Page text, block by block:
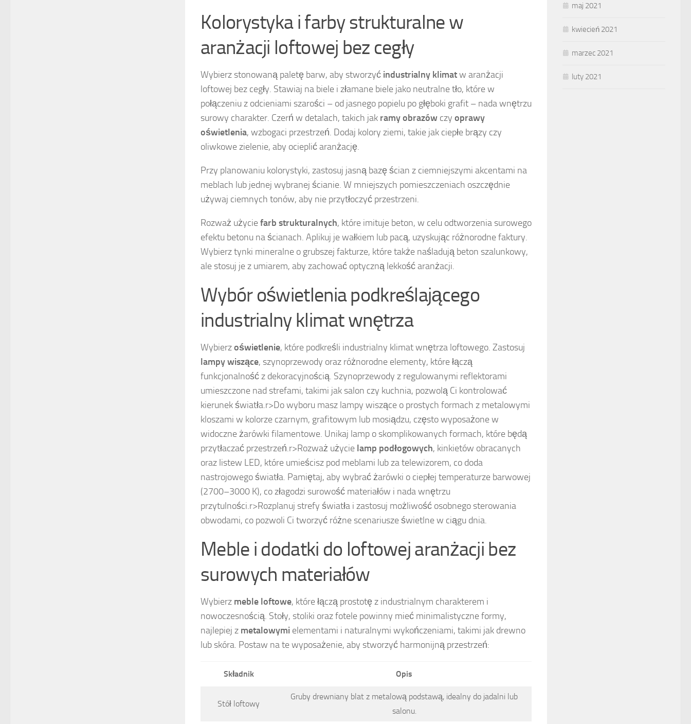
Kolorystyka i farby strukturalne w
aranżacji loftowej bez cegły
Wybierz stonowaną paletę barw, aby stworzyć industrialny klimatw aranżacji
loftowej bez cegły. Stawiaj na biele i złamane biele jako neutralne tło, które w
połączeniu z odcieniami szarości – od jasnego popielu po głęboki grafit – nada wnętrzu
surowy charakter. Czerń w detalach, takich jak ramy obrazów czy oprawy
oświetlenia, wzbogaci przestrzeń. Dodaj kolory ziemi, takie jak ciepłe brązy czy
oliwkowe zielenie, aby ocieplić aranżację.
Przy planowaniu kolorystyki, zastosuj jasną bazę ścian z ciemniejszymi akcentami na
meblach lub jednej wybranej ścianie. W mniejszych pomieszczeniach oszczędnie
używaj ciemnych tonów, aby nie przytłoczyć przestrzeni.
Rozważ użyciefarb strukturalnych, które imituje beton, w celu odtworzenia surowego
efektu betonu na ścianach. Aplikuj je wałkiem lub pacą, uzyskując różnorodne faktury.
Wybierz tynki mineralne o grubszej fakturze, które także naśladują beton szalunkowy,
ale stosuj je z umiarem, aby zachować optyczną lekkość aranżacji.
Wybór oświetlenia podkreślającego
industrialny klimat wnętrza
Wybierzoświetlenie, które podkreśli industrialny klimat wnętrza loftowego. Zastosuj
lampy wiszące, szynoprzewody oraz różnorodne elementy, które łączą
funkcjonalność z dekoracyjnością. Szynoprzewody z regulowanymi reflektorami
umieszczone nad strefami, takimi jak salon czy kuchnia, pozwolą Ci kontrolować
kierunek światła.r>Do wyboru masz lampy wiszące o prostych formach z metalowymi
kloszami w kolorze czarnym, grafitowym lub mosiądzu, często wyposażone w
widoczne żarówki filamentowe. Unikaj lamp o skomplikowanych formach, które będą
przytłaczać przestrzeń.r>Rozważ użycie lamp podłogowych, kinkietów obracanych
oraz listew LED, które umieścisz pod meblami lub za telewizorem, co doda
nastrojowego światła. Pamiętaj, aby wybrać żarówki o ciepłej temperaturze barwowej
(2700–3000 K), co złagodzi surowość materiałów i nada wnętrzu
przytulności.r>Rozplanuj strefy światła i zastosuj możliwość osobnego sterowania
obwodami, co pozwoli Ci tworzyć różne scenariusze świetlne w ciągu dnia.
Meble i dodatki do loftowej aranżacji bez
surowych materiałów
Wybierz meble loftowe, które łączą prostotę z industrialnym charakterem i
nowoczesnością. Stoły, stoliki oraz fotele powinny mieć minimalistyczne formy,
najlepiej z metalowymi elementami i naturalnymi wykończeniami, takimi jak drewno
lub skóra. Postaw na te wyposażenie, aby stworzyć harmonijną przestrzeń:
Składnik Opis
Stół loftowy
Gruby drewniany blat z metalową podstawą, idealny do jadalni lub
salonu.
maj 2021
kwiecień 2021
marzec 2021
luty 2021